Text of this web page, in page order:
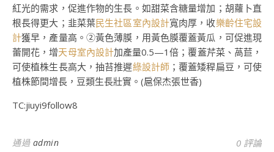
紅光的需求，促進作物的生長。如甜菜含糖量增加；胡蘿卜直
根長得更大；韭菜葉民生社區室內設計寬肉厚，收樂齡住宅設
計獲早，產量高。②黃色薄膜，用黃色膜覆蓋黃瓜，可促進現
蕾開花，增天母室內設計加產量0.5—1倍；覆蓋芹菜、萵苣，
可使植株生長高大，抽苔推遲綠設計師；覆蓋矮稈扁豆，可使
植株節間增長，豆類生長壯實。(扈保杰張世香)
TC:jiuyi9follow8
通過 admin 0 評論